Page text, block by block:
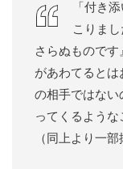
「付き
こりま
さらぬもので
があわてると
の相手ではない
ってくるような
（同上より一部